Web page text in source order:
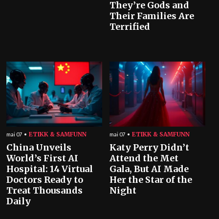
They’re Gods and
Their Families Are
Terrified
mai 07 ETIKK & SAMFUNN
China Unveils
World’s First AI
Hospital: 14 Virtual
Doctors Ready to
Treat Thousands
Daily
mai 07 ETIKK & SAMFUNN
Katy Perry Didn’t
Attend the Met
Gala, But AI Made
Her the Star of the
Night